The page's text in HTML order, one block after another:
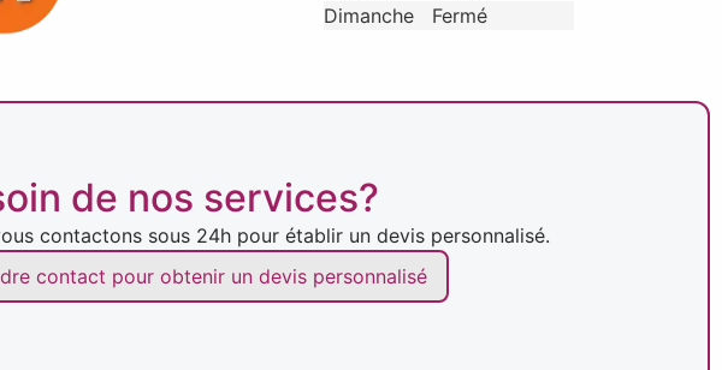
Dimanche
Fermé
de nos services?
contactons sous 24h pour établir un devis personnalisé.
contact pour obtenir un devis personnalisé